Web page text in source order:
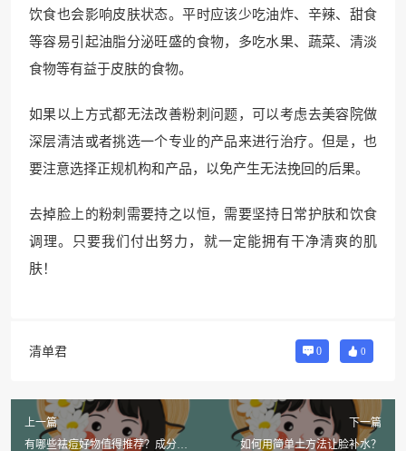
饮食也会影响皮肤状态。平时应该少吃油炸、辛辣、甜食
等容易引起油脂分泌旺盛的食物，多吃水果、蔬菜、清淡
食物等有益于皮肤的食物。
如果以上方式都无法改善粉刺问题，可以考虑去美容院做
深层清洁或者挑选一个专业的产品来进行治疗。但是，也
要注意选择正规机构和产品，以免产生无法挽回的后果。
去掉脸上的粉刺需要持之以恒，需要坚持日常护肤和饮食
调理。只要我们付出努力，就一定能拥有干净清爽的肌
肤！
清单君 0 0
上一篇
有哪些祛痘好物值得推荐？成分测
下一篇
如何用简单土方法让脸补水？